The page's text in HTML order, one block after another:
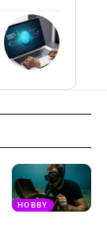
HOBBY